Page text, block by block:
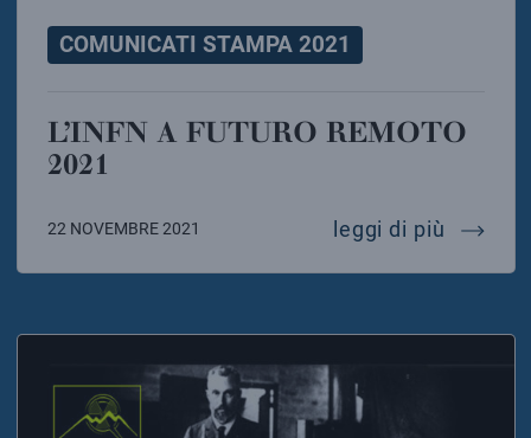
COMUNICATI STAMPA 2021
L’INFN A FUTURO REMOTO
2021
22 NOVEMBRE 2021 leggi di più l’infn